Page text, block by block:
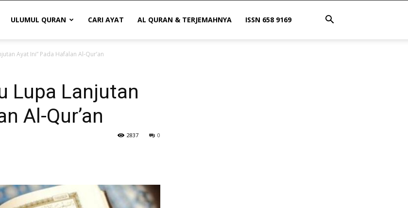
ULUMUL QURAN CARI AYAT AL QURAN & TERJEMAHNYA ISSN 658 9169
Ayat Ini” Pada Hafalan Al-Qur’an
Lupa Lanjutan
Al-Qur’an
0
2837